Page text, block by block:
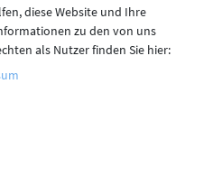
diese Website und Ihre
zu den von uns
als Nutzer finden Sie hier: